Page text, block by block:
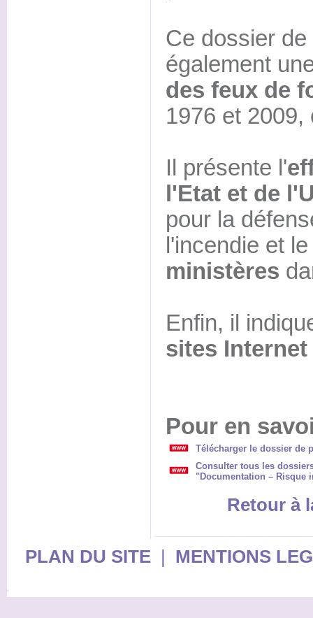
Ce dossier
également
des feux de
1976 et 2009,
Il présente l'
l'Etat et de
pour la
l'incendie et
ministères
Enfin, il
sites
Pour en
Télécharger le dossier de
Consulter tous les
"Documentation – Risque
Retour à
PLAN DU SITE| MENTIONS